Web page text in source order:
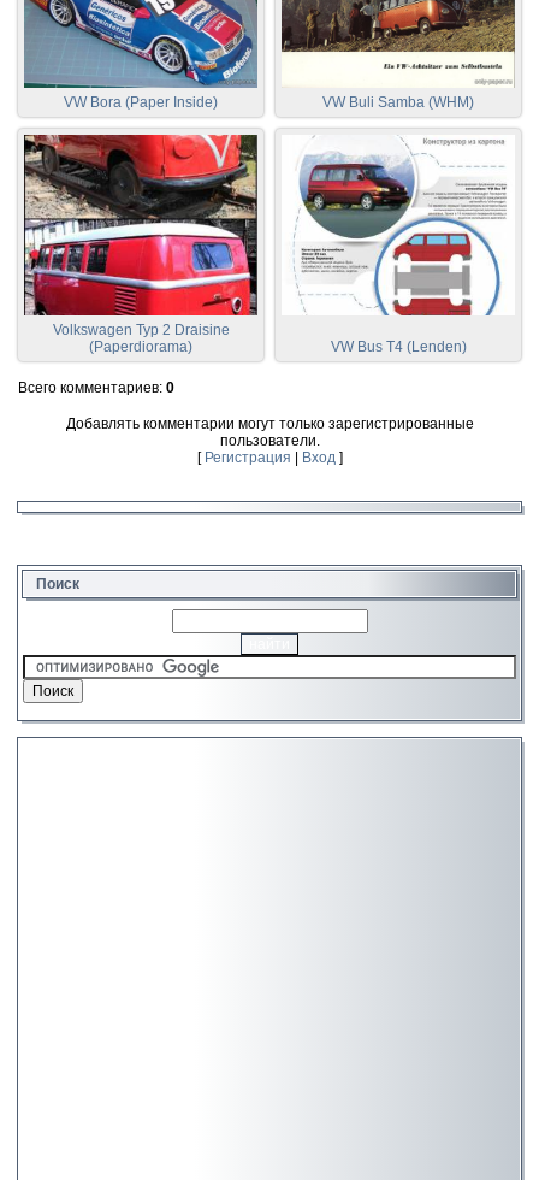
VW Bora (Paper Inside) VW Buli Samba (WHM)
Volkswagen Typ 2 Draisine
(Paperdiorama)
VW Bus T4 (Lenden)
Всего комментариев: 0
Добавлять комментарии могут только зарегистрированные
пользователи.
[ Регистрация Вход]
Поиск